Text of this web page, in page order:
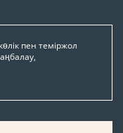
пен теміржол